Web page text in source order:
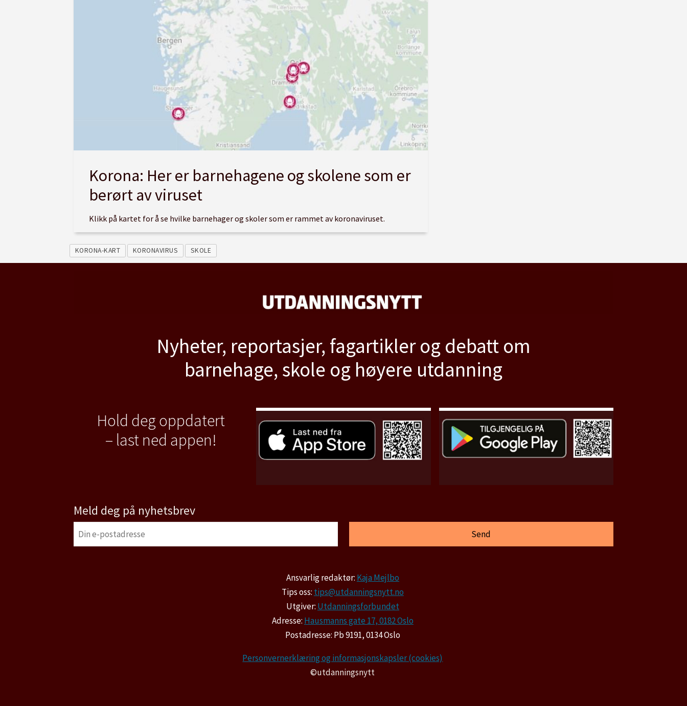
Korona: Her er barnehagene og skolene som er
berørt av viruset
Klikk på kartet for å se hvilke barnehager og skoler som er rammet av koronaviruset.
KORONA-KART KORONAVIRUS SKOLE
Nyheter, reportasjer, fagartikler og debatt om
barnehage, skole og høyere utdanning
Hold deg oppdatert
– last ned appen!
Meld deg på nyhetsbrev
Ansvarlig redaktør: Kaja Mejlbo
Tips oss: tips@utdanningsnytt.no
Utgiver: Utdanningsforbundet
Adresse: Hausmanns gate 17, 0182 Oslo
Postadresse: Pb 9191, 0134 Oslo
Personvernerklæring og informasjonskapsler (cookies)
©utdanningsnytt